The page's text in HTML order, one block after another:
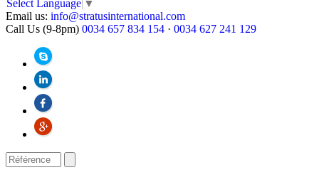
Select Language ▼
Email us: info@stratusinternational.com
Call Us (9-8pm) 0034 657 834 154 · 0034 627 241 129